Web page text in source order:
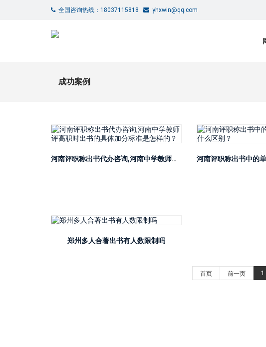
全国咨询热线：18037115818 yhxwin@qq.com
成功案例
河南评职称出书代办咨询,河南中学教师评高职时出书的具体加分标准是怎样的？
郑州多人合著出书有人数限制吗
首页 前一页 1